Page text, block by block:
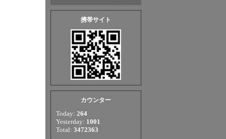
携帯サイト
カウンター
Today: 264
Yesterday: 1001
Total: 3472363